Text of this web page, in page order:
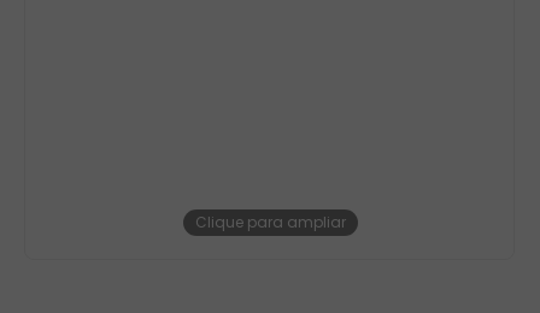
Clique para ampliar